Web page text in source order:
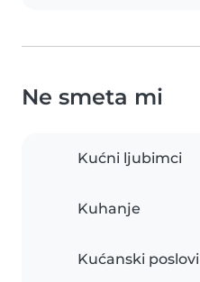
Ne smeta mi
Kućni ljubimci
Kuhanje
Kućanski poslovi